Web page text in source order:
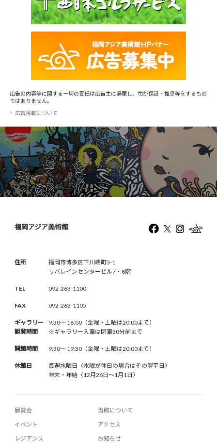
広告の内容等に関する一切の責任は広告主に帰属し、市が保証・推奨等をするもの
ではありません。
広告掲載について
福岡アジア美術館
住所
福岡市博多区下川端町3-1
リバレインセンタービル7・8階
TEL 092-263-1100
FAX 092-263-1105
ギャラリー
観覧時間
9:30〜 18:00（金曜・土曜は20:00まで）
※ギャラリー入室は閉室30分前まで
開館時間 9:30〜 19:30（金曜・土曜は20:00まで）
休館日
毎週水曜日（水曜が休日の場合はその翌平日）
年末・年始（12月26日〜1月1日）
展覧会
イベント
レジデンス
当館について
アクセス
お知らせ